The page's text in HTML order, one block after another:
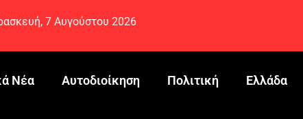
7 Αυγούστου 2026
Νέα Αυτοδιοίκηση Πολιτική Ελλάδα